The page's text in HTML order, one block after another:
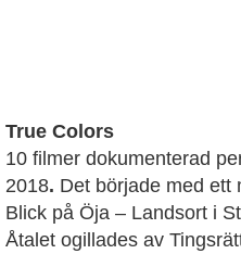
True Colors
10 filmer dokumenterad
2018. Det började med ett
Blick på Öja – Landsort i
Åtalet ogillades av